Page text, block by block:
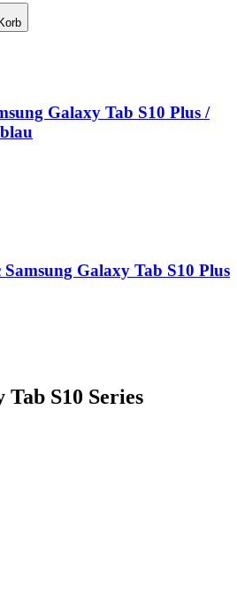
Galaxy Tab S10 Plus /
Galaxy Tab S10 Plus
S10 Series